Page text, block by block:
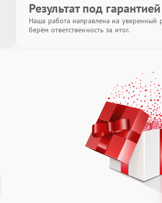
Результат под гарантией
Наша работа направлена на уверенный
берём ответственность за итог.